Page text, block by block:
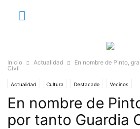
Inicio Actualidad
En nombre de Pinto,
Civil
Actualidad Cultura Destacado Vecinos
En nombre de
por tanto Guardia